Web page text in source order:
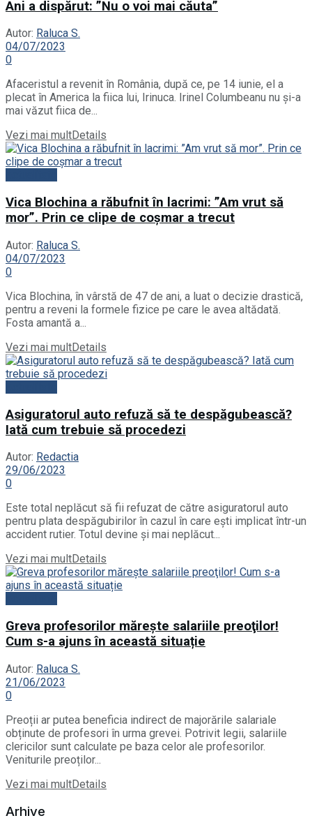
Ani a dispărut: ”Nu o voi mai căuta”
Autor: Raluca S.
04/07/2023
0
Afaceristul a revenit în România, după ce, pe 14 iunie, el a
plecat în America la fiica lui, Irinuca. Irinel Columbeanu nu și-a
mai văzut fiica de...
Vezi mai multDetails
Vica Blochina a răbufnit în lacrimi: ”Am vrut să
mor”. Prin ce clipe de coșmar a trecut
Autor: Raluca S.
04/07/2023
0
Vica Blochina, în vârstă de 47 de ani, a luat o decizie drastică,
pentru a reveni la formele fizice pe care le avea altădată.
Fosta amantă a...
Vezi mai multDetails
Asiguratorul auto refuză să te despăgubească?
Iată cum trebuie să procedezi
Autor: Redactia
29/06/2023
0
Este total neplăcut să fii refuzat de către asiguratorul auto
pentru plata despăgubirilor în cazul în care ești implicat într-un
accident rutier. Totul devine și mai neplăcut...
Vezi mai multDetails
Greva profesorilor măreşte salariile preoţilor!
Cum s-a ajuns în această situație
Autor: Raluca S.
21/06/2023
0
Preoții ar putea beneficia indirect de majorările salariale
obținute de profesori în urma grevei. Potrivit legii, salariile
clericilor sunt calculate pe baza celor ale profesorilor.
Veniturile preoților...
Vezi mai multDetails
Arhive